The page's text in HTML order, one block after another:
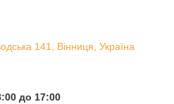
141, Вінниця, Україна
до 17:00